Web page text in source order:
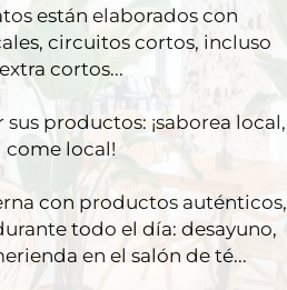
están elaborados con
circuitos cortos, incluso
extra cortos...
productos: ¡saborea local,
come local!
con productos auténticos,
todo el día: desayuno,
en el salón de té...